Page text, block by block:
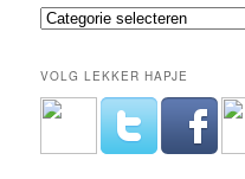
Smaakjes
VOLG LEKKER HAPJE